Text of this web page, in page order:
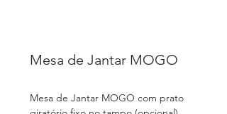
Mesa de Jantar MOGO
Mesa de Jantar MOGO com prato